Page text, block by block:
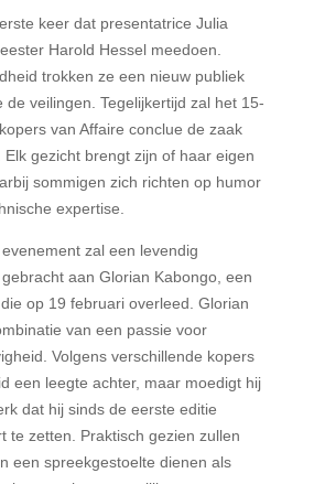
keer dat presentatrice Julia
Harold Hessel meedoen.
trokken ze een nieuw publiek
de veilingen. Tegelijkertijd zal het 15-
van Affaire conclue de zaak
gezicht brengt zijn of haar eigen
sommigen zich richten op humor
expertise.
zal een levendig
aan Glorian Kabongo, een
op 19 februari overleed. Glorian
van een passie voor
Volgens verschillende kopers
een leegte achter, maar moedigt hij
dat hij sinds de eerste editie
te zetten. Praktisch gezien zullen
een spreekgestoelte dienen als